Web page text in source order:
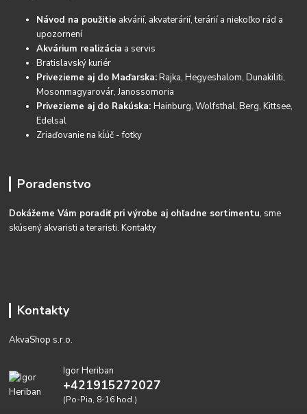
Návod na použitie akvárií, akvaterárií, terárií a niekoľko rád a
upozornení
Akvárium realizácia a servis
Bratislavský kuriér
Privezieme aj do Maďarska:Rajka, Hegyeshalom, Dunakiliti,
Mosonmagyarovár, Janossomoria
Privezieme aj do Rakúska:Hainburg, Wolfsthal, Berg, Kittsee,
Edelsal
Zriaďovanie na kĺúč - fotky
Poradenstvo
Dokážeme Vám poradiť pri výrobe aj ohľadne sortimentu, sme
skúsený akvaristi a teraristi.Kontakty
Kontakty
AkvaShop s.r.o.
Igor Heriban
+421915272027
(Po-Pia, 8-16 hod.)